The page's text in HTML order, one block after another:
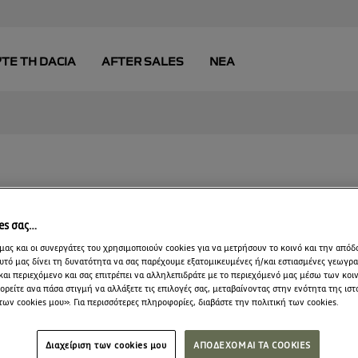
ΒΙΝΤΕΟ ΚΑΙ
περισσότερα σχετικά με τα
του Dacia μοντέλου σας,
βίντεο και κατεβάζοντας τα
σας…
και οι συνεργάτες του χρησιμοποιούν cookies για να μετρήσουν το κοινό και την
μας δίνει τη δυνατότητα να σας παρέχουμε εξατομικευμένες ή/και εστιασμένες
περιεχόμενο και σας επιτρέπει να αλληλεπιδράτε με το περιεχόμενό μας μέσω των
ανα πάσα στιγμή να αλλάξετε τις επιλογές σας, μεταβαίνοντας στην ενότητα της
cookies μου». Για περισσότερες πληροφορίες, διαβάστε την πολιτική των cookies.
ΑΠΟΔΕΧΟΜΑΙ ΤΑ COOKIES
Διαχείριση των cookies μου